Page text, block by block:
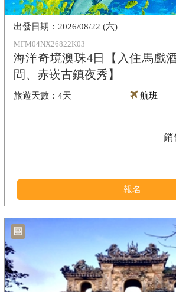
MFM04NX26822K03
海洋奇境澳珠4日【入住馬戲
間、赤崁古鎮夜秀】
4天
2026/08/22 (六)
航班
銷
報名
團